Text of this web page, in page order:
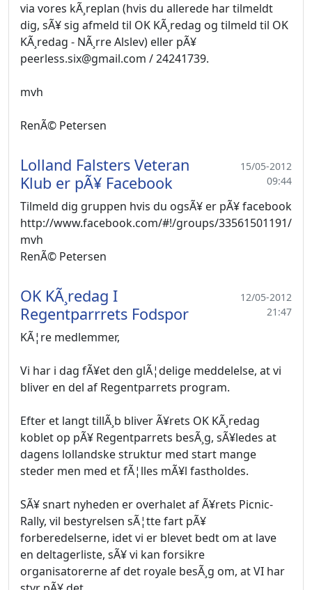
via vores kÃ¸replan (hvis du allerede har tilmeldt
dig, sÃ¥ sig afmeld til OK KÃ¸redag og tilmeld til OK
KÃ¸redag - NÃ¸rre Alslev) eller pÃ¥
peerless.six@gmail.com / 24241739.
mvh
RenÃ© Petersen
Lolland Falsters Veteran
Klub er pÃ¥ Facebook
15/05-2012
09:44
Tilmeld dig gruppen hvis du ogsÃ¥ er pÃ¥ facebook
http://www.facebook.com/#!/groups/33561501191/
mvh
RenÃ© Petersen
OK KÃ¸redag I
Regentparrrets Fodspor
12/05-2012
21:47
KÃ¦re medlemmer,
Vi har i dag fÃ¥et den glÃ¦delige meddelelse, at vi
bliver en del af Regentparrets program.
Efter et langt tillÃ¸b bliver Ã¥rets OK KÃ¸redag
koblet op pÃ¥ Regentparrets besÃ¸g, sÃ¥ledes at
dagens lollandske struktur med start mange
steder men med et fÃ¦lles mÃ¥l fastholdes.
SÃ¥ snart nyheden er overhalet af Ã¥rets Picnic-
Rally, vil bestyrelsen sÃ¦tte fart pÃ¥
forberedelserne, idet vi er blevet bedt om at lave
en deltagerliste, sÃ¥ vi kan forsikre
organisatorerne af det royale besÃ¸g om, at VI har